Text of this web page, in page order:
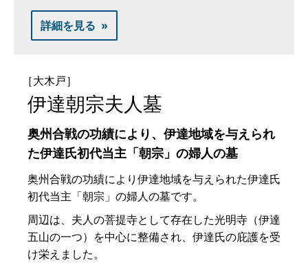
詳細を見る
［大木戸］
伊達朝宗夫人墓
奥州合戦の功績により、伊達地域を与えられ
た伊達氏初代当主「朝宗」の婦人の墓
奥州合戦の功績により伊達地域を与えられた伊達氏
初代当主「朝宗」の婦人の墓です。
周辺は、夫人の菩提寺として存在した光明寺（伊達
五山の一つ）を中心に整備され、伊達氏の庇護を受
け栄えました。